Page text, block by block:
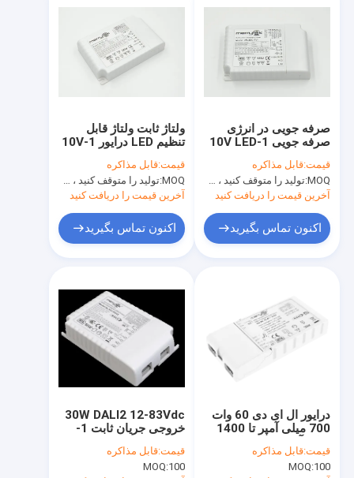
ولتاژ ثابت ولتاژ قابل
تنظیم LED درایور 1-10V
SEMKO
قیمت:قابل مذاکره
MOQ: تولید را متوقف کنید ، موجود نیست
آخرین قیمت را دریافت کنید
اکنون تماس بگیرید
صرفه جویی در انرژی
صرفه جویی 1-10V LED
برای نوار LED
قیمت:قابل مذاکره
MOQ: تولید را متوقف کنید ، موجود نیست
آخرین قیمت را دریافت کنید
اکنون تماس بگیرید
30W DALI2 12-83Vdc
خروجی جریان ثابت 1-
Dimmable برای پانل
LED LED
قیمت:قابل مذاکره
MOQ:100
درایور ال ای دی 60 وات
700 میلی آمپر تا 1400
دی 1 تا 10 ولت با قابلیت
قیمت:قابل مذاکره
MOQ:100